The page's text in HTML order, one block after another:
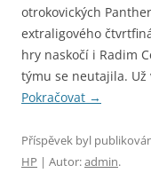
otrokovických
extraligového
hry naskočí i Radim
týmu se neutajila.
Pokračovat →
Příspěvek byl
HP | Autor:admin.